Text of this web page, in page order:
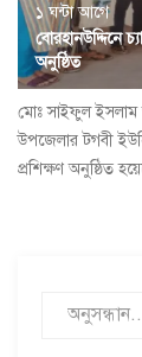
১ ঘন্টা আগে
বোরহানউদ্দিনে
অনুষ্ঠিত
মোঃ সাইফুল ইসলাম
উপজেলার টগবী
প্রশিক্ষণ অনুষ্ঠিত